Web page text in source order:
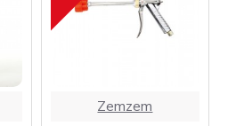
Zemzem